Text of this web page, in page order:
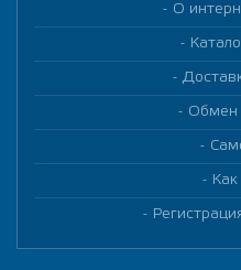
О
Обмен
Как